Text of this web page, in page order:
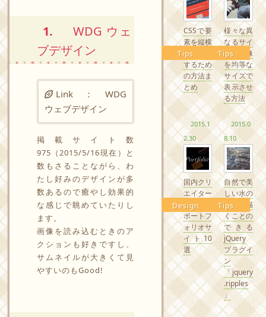
1.
WDG ウェ
ブデザイン
Link ：WDG
ウェブデザイン
掲載サイト数
975（2015/5/16現在）と
数もさることながら、わ
たし好みのデザインが多
数あるので癒やし効果的
な感じで眺めていたりし
ます。
画像を読み込むときのア
クションも好きですし、
サムネイルが大きくて見
やすいのもGood!
Tips
CSSで要
素を縦横
中央配置
するため
の方法ま
とめ
Tips
様々な異
なるサイ
ズの画像
を均等な
サイズで
表示させ
る方法
2015.1
2.30
Design
国内クリ
エイター
の素敵な
ポートフ
ォリオサ
イト10
選
2015.0
8.10
Tips
自然で美
しい水の
波紋を描
くことの
できる
jQuery
プラグイ
ン
「jquery
.ripples
」